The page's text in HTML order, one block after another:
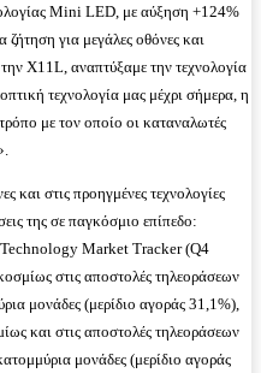
Mini LED, με αύξηση +124%
ζήτηση για μεγάλες οθόνες και
X11L, αναπτύξαμε την τεχνολογία
τεχνολογία μας μέχρι σήμερα, η
με τον οποίο οι καταναλωτές
και στις προηγμένες τεχνολογίες
της σε παγκόσμιο επίπεδο:
Market Tracker (Q4
στις αποστολές τηλεοράσεων
μονάδες (μερίδιο αγοράς 31,1%),
και στις αποστολές τηλεοράσεων
μονάδες (μερίδιο αγοράς